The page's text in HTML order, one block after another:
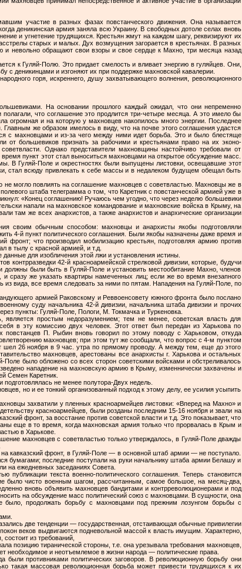
участие в разных фазах повстанческого движения. Она называется
деникинская армия заняла всю Украину. В свободных дотоле селах вновь
и угнетение трудящихся. Крестьян жмут на каждом шагу, ре­квизируют их
старых и малых. Дух возмущения загорается в крестьянах. В разных
и невольно обращают свои взоры и свое сердце к Махно, три месяца назад
к Гуляй-Полю. Это придает смелость и вливает энергию в гуляйцев. Они,
с деникинцами и изгоняют их при поддержке махновской кавалерии.
горя, искреннего, душу захватывающего волнения, революционного
На основании прошлого каждый ожидал, что они непременно
что соглашение это продлится три-четыре месяца. А это имело бы
огромная и на которую у махновцев нако­пилось много энергии. Последнее
же образом имелось в виду, что на почве этого соглашения удастся
с махновцами и из-за чего между ними идет борьба. Это и было блестяще
от боль­шевиков признать за рабочими и крестьянами право на их эконо­
Однако представители махновщи­ны настойчиво требовали от
пункт этот стал выноситься махновцами на открытое обсуждение масс.
В Гуляй-Поле и окрестностях были выпущены листовки, освещавшие этот
стал всюду привлекать к себе массы и в недалеком будущем обещал быть
могло повлиять на соглашение махновцев с советвластью. Махновцы же в
штаба телеграмма о том, что Каретник с повстанческой армией уже в
«Конец соглашению! Ручаюсь чем угодно, что через неделю большевики
напали на махновское командование и махновские войска в Крыму, на
там же всех анар­хистов, а также анархистов и анархические организации
своим обычным способом: махновцы и анар­хисты якобы подготовляли
4-й пункт политического соглашения. Были якобы назначены даже время и
фронт; что производил мобилизацию кре­стьян, подготовляя армию против
в тылу с красной армией, и т.д.
для изобличения этой лжи и установления истины.
контрразведки 42-й красноармей­ской стрелковой дивизии, которые, будучи
должны были быть в Гуляй-Поле и установить место­обитание Махно, членов
сразу же указать квартиры намеченных лиц; если же во время внезапного
из вида, все время следовать за ними по пятам. Нападения на Гуляй-Поле, по
армией Раковскому и Ревво­енсовету южного фронта было послано
суду начальника 42-й дивизии, начальника штаба дивизии и прочих
пункты: Гуляй-Поле, Пологи, М. Токмачка и Туркеновка.
является простым недоразумением; тем не менее, советская власть для
в эту комиссию двух человек. Этот ответ был передан из Харькова по
П. Рыбин вновь говорил по этому поводу с Харьковом, откуда
махновцев; при этом тут же сообщали, что вопрос с 4-м пунктом
шел 26 ноября в 9 час. утра по прямому проводу. А между тем, еще до этого
махнов­цев, арестованы все анархисты г. Харькова и остальных
было обложено со всех сторон советскими вой­сками и обстреливалось
нападение на махновскую армию в Крыму, изменнически захвачены и
Семен Каретник.
не менее полутора-Двух недель.
но и ее тонкий организованный подход к этому делу, ее усилия усыпить
захватили у пленных крас­ноармейцев листовки: «Вперед на Махно» и
красноармейцев, были розданы последним 15-16 ноября и звали на
фронт, за вос­стание против советской власти и т.д. Это показывает, что
еще в то время, когда махновская армия только что прорвалась в Крым и
в Харькове.
махновцев с советвластью только утверждалось, в Гуляй-Поле дважды
кавказский фронт, в Гуляй-Поле — в основной штаб армии — не поступало.
бумагами; последние поступали на руки начальнику штаба армии Белашу и
на ежедневных заседаниях Совета.
текста военно-поли­тического соглашения. Теперь становится
было чисто военным шагом, рассчитанным, самое боль­шое, на месяц-два,
вновь объявить махновцев бандитами и контрреволюционерами и под
на обсуждение масс политический союз с махновцами. В сущности, она
про­должать борьбу с махновцами под прежним лозунгом борьбы с
две тенденции — государст­венная, отстаивающая обычные привилегии
веков выдвигаются подневольной массой к власть имущим. Характерно,
из требований,
позицию тиранической стороны, т.е. она урезывала требования махновцев,
необходимое и неотъемлемое в жизни народа — политические права.
противниками политических заго­воров. В революционную борьбу они
такая массовая революционная борьба может привести трудящихся к их